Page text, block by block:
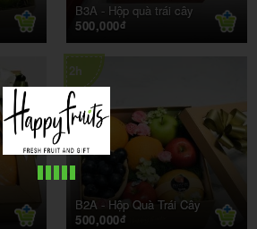
B3A - Hộp quà trái cây
500,000đ
B2A - Hộp Quà Trái Cây
500,000đ
2h